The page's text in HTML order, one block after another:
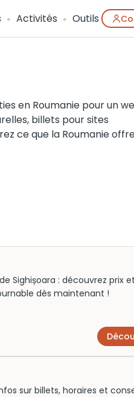
Activités Outils
en Roumanie pour un
billets pour sites
ce que la Roumanie
Sighișoara : découvrez prix et
dès maintenant !
sur billets, horaires et